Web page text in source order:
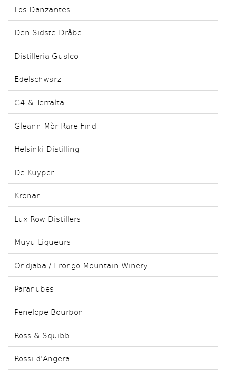
Los Danzantes
Den Sidste Dråbe
Distilleria Gualco
Edelschwarz
G4 & Terralta
Gleann Mòr Rare Find
Helsinki Distilling
De Kuyper
Kronan
Lux Row Distillers
Muyu Liqueurs
Ondjaba / Erongo Mountain Winery
Paranubes
Penelope Bourbon
Ross & Squibb
Rossi d'Angera